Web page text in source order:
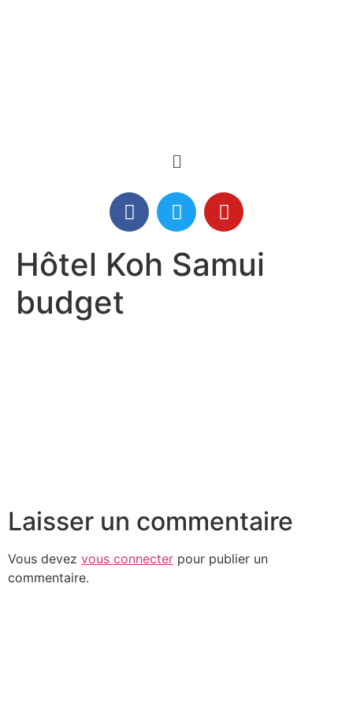
Hôtel Koh Samui
budget
Laisser un commentaire
Vous devez vous connecter pour publier un
commentaire.